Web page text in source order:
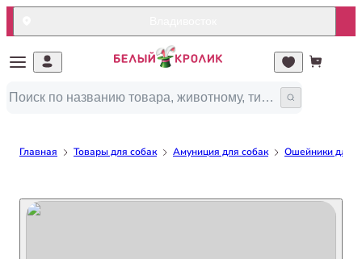
Главная Товары для собак Амуниция для собак Ошейники для